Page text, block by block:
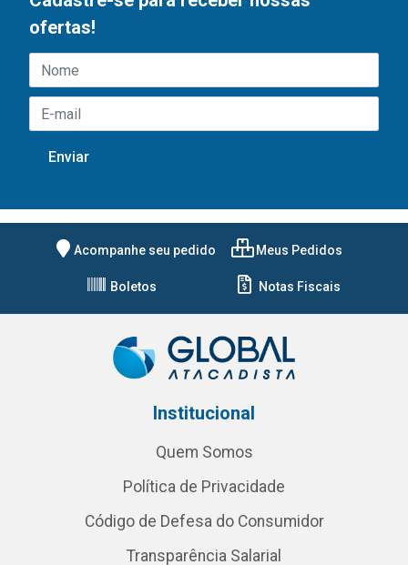
ofertas!
Acompanhe seu pedido Meus Pedidos
Boletos Notas Fiscais
Institucional
Quem Somos
Política de Privacidade
Código de Defesa do Consumidor
Transparência Salarial